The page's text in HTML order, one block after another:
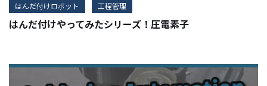
はんだ付けロボット
工程管理
はんだ付けやってみたシリーズ！圧電素子